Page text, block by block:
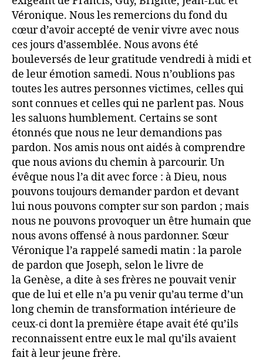
Véronique. Nous les remercions du fond du
cœur d’avoir accepté de venir vivre avec nous
ces jours d’assemblée. Nous avons été
bouleversés de leur gratitude vendredi à midi et
de leur émotion samedi. Nous n’oublions pas
toutes les autres personnes victimes, celles qui
sont connues et celles qui ne parlent pas. Nous
les saluons humblement. Certains se sont
étonnés que nous ne leur demandions pas
pardon. Nos amis nous ont aidés à comprendre
que nous avions du chemin à parcourir. Un
évêque nous l’a dit avec force : à Dieu, nous
pouvons toujours demander pardon et devant
lui nous pouvons compter sur son pardon ; mais
nous ne pouvons provoquer un être humain que
nous avons offensé à nous pardonner. Sœur
Véronique l’a rappelé samedi matin : la parole
de pardon que Joseph, selon le livre de
la Genèse, a dite à ses frères ne pouvait venir
que de lui et elle n’a pu venir qu’au terme d’un
long chemin de transformation intérieure de
ceux-ci dont la première étape avait été qu’ils
reconnaissent entre eux le mal qu’ils avaient
fait à leur jeune frère.